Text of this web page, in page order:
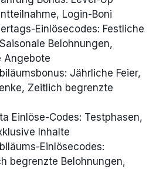
Login-Boni
Einlösecodes: Festliche
Belohnungen,
Angebote
Jährliche Feier,
Zeitlich begrenzte
Einlöse-Codes: Testphasen,
Inhalte
Einlösecodes:
begrenzte Belohnungen,